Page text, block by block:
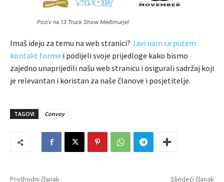
Poziv na 13 Truck Show Međimurje!
Imaš ideju za temu na web stranici? Javi nam se putem
kontakt forme i podijeli svoje prijedloge kako bismo
zajedno unaprijedili našu web stranicu i osigurali sadržaj koji
je relevantan i koristan za naše članove i posjetitelje.
TAGOVI Convoy
Prethodni članak Sljedeći članak